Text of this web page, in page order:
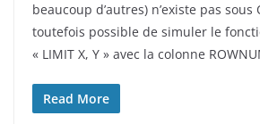
beaucoup d’autres) n’existe pas sous
toutefois possible de simuler le
« LIMIT X, Y » avec la colonne
Read More